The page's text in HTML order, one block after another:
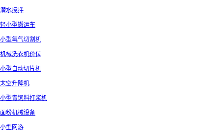
潜水搅拌
轻小型搬运车
小型氧气切割机
机械洗衣机价位
小型自动切片机
太空升降机
小型青饲料打浆机
面粉机械设备
小型网游